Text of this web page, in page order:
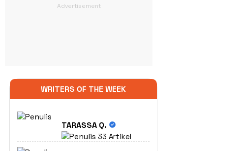
WRITERS OF THE WEEK
TARASSA Q.
33 Artikel